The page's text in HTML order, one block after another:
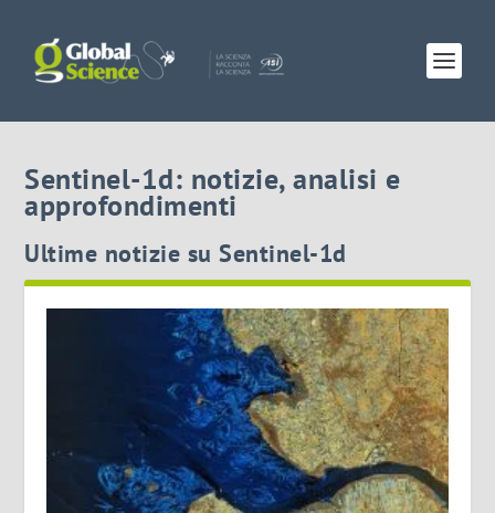
Sentinel-1d: notizie, analisi e
approfondimenti
Ultime notizie su Sentinel-1d